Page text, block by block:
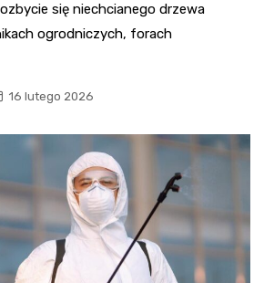
się niechcianego drzewa
ogrodniczych, forach
16 lutego 2026